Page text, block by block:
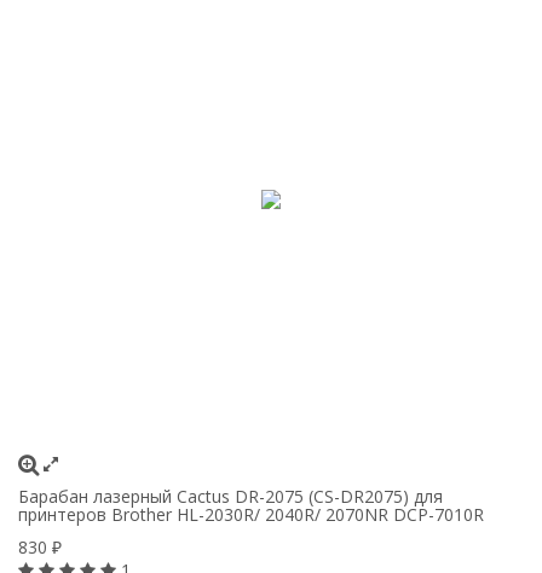
Барабан лазерный Cactus DR-2075 (CS-DR2075) для
принтеров Brother HL-2030R/ 2040R/ 2070NR DCP-7010R
830 ₽